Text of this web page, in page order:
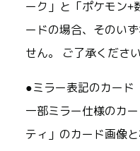
ーク」と「ポケモン+
ードの場合、そのい
せん。 ご了承ください
●ミラー表記のカード
一部ミラー仕様のカ
ティ」のカード画像